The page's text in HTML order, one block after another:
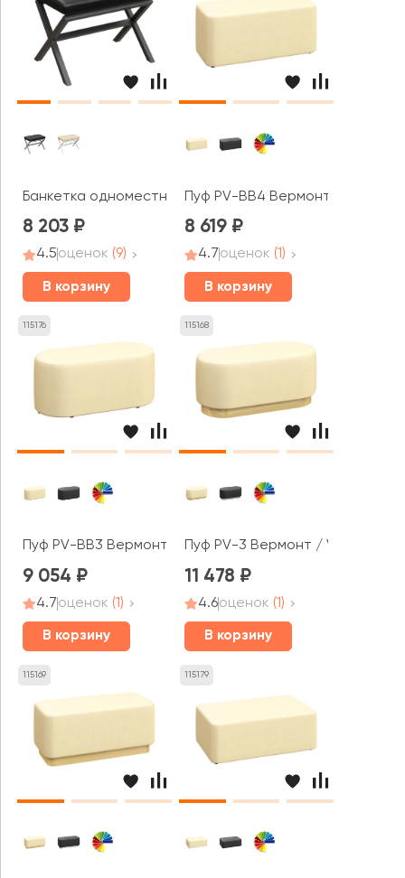
Банкетка одноместная Некст / Next
8 203
4.5оценок (9)
В корзину
Пуф PV-BB4 Вермонт / Vermont
8 619
4.7оценок (1)
В корзину
115176
Пуф PV-BB3 Вермонт / Vermont
9 054
4.7оценок (1)
В корзину
115168
Пуф PV-3 Вермонт / Vermont
11 478
4.6оценок (1)
В корзину
115169 115179